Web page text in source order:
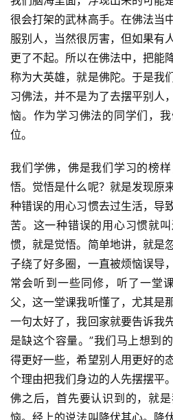
很会打架的武林高手。在佛法当
服别人，当然很厉害，但如果有
更了不起。所以在佛法中，把能
称为大英雄，就是佛陀。于是我
习佛法，并不是为了去摆平别人
恼。作为学习佛法的同学们，
位。
我们学佛，佛是我们学习的榜
悟。觉悟是什么呢？就是发现原
种错误的用心习惯去过生活，导
苦。这一种错误的用心习惯就
惯，就是觉悟。简单地讲，就是
子绕了好多圈，一直被烦恼误导
常会听到一些同修，听了一堂
父，这一堂课我听懂了，尤其是
一句太好了，我回家就要告诉我
是缺这个容量。”我们马上想到
得更好一些，希望别人用更好的
个理由把我们身边的人先摆摆平
佛之后，首先要认识到的，就
恼。经上的说法叫降伏其心。降